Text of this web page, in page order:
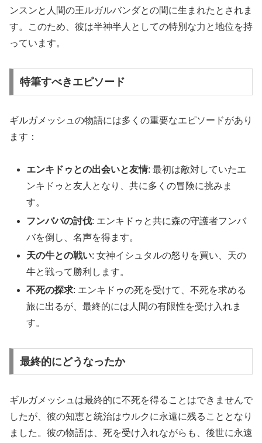
ンスンと人間の王ルガルバンダとの間に生まれたとされま
す。このため、彼は半神半人としての特別な力と地位を持
っています。
特筆すべきエピソード
ギルガメッシュの物語には多くの重要なエピソードがあり
ます：
エンキドゥとの出会いと友情: 最初は敵対していたエ
ンキドゥと友人となり、共に多くの冒険に挑みま
す。
フンババの討伐: エンキドゥと共に森の守護者フンバ
バを倒し、名声を得ます。
天の牛との戦い: 女神イシュタルの怒りを買い、天の
牛と戦って勝利します。
不死の探求: エンキドゥの死を受けて、不死を求める
旅に出るが、最終的には人間の有限性を受け入れま
す。
最終的にどうなったか
ギルガメッシュは最終的に不死を得ることはできませんで
したが、彼の知恵と統治はウルクに永遠に残ることとなり
ました。彼の物語は、死を受け入れながらも、後世に永遠